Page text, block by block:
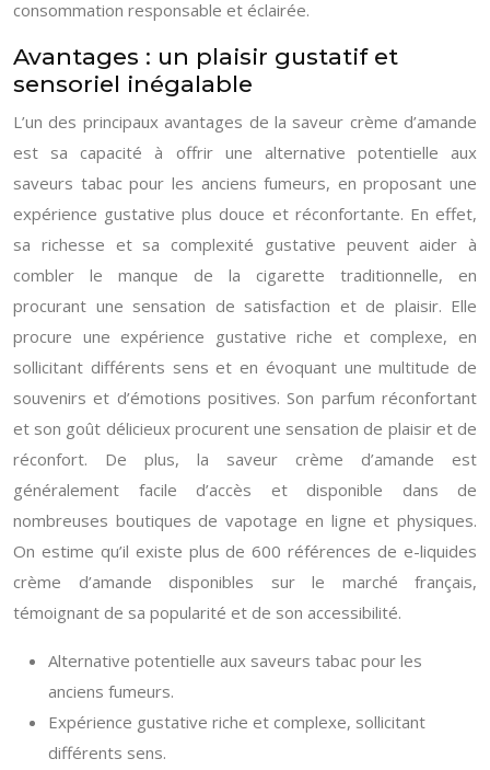
consommation responsable et éclairée.
Avantages : un plaisir gustatif et
sensoriel inégalable
L’un des principaux avantages de la saveur crème d’amande
est sa capacité à offrir une alternative potentielle aux
saveurs tabac pour les anciens fumeurs, en proposant une
expérience gustative plus douce et réconfortante. En effet,
sa richesse et sa complexité gustative peuvent aider à
combler le manque de la cigarette traditionnelle, en
procurant une sensation de satisfaction et de plaisir. Elle
procure une expérience gustative riche et complexe, en
sollicitant différents sens et en évoquant une multitude de
souvenirs et d’émotions positives. Son parfum réconfortant
et son goût délicieux procurent une sensation de plaisir et de
réconfort. De plus, la saveur crème d’amande est
généralement facile d’accès et disponible dans de
nombreuses boutiques de vapotage en ligne et physiques.
On estime qu’il existe plus de 600 références de e-liquides
crème d’amande disponibles sur le marché français,
témoignant de sa popularité et de son accessibilité.
Alternative potentielle aux saveurs tabac pour les
anciens fumeurs.
Expérience gustative riche et complexe, sollicitant
différents sens.